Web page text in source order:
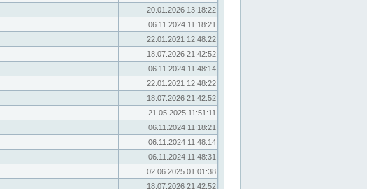
20.01.2026 13:18:22
06.11.2024 11:18:21
22.01.2021 12:48:22
18.07.2026 21:42:52
06.11.2024 11:48:14
22.01.2021 12:48:22
18.07.2026 21:42:52
21.05.2025 11:51:11
06.11.2024 11:18:21
06.11.2024 11:48:14
06.11.2024 11:48:31
02.06.2025 01:01:38
18.07.2026 21:42:52